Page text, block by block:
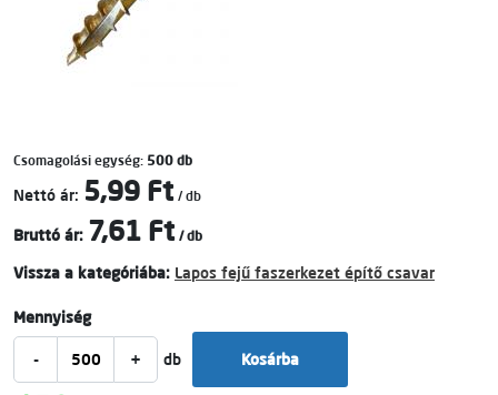
Csomagolási egység: 500 db
Nettó ár: 5,99 Ft / db
Bruttó ár: 7,61 Ft / db
Vissza a kategóriába: Lapos fejű faszerkezet építő csavar
Mennyiség
- + db Kosárba